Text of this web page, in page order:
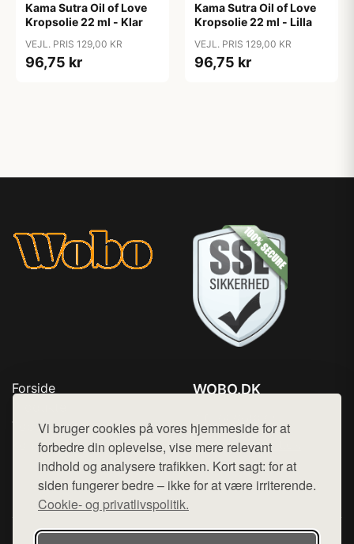
Vi bruger cookies på vores hjemmeside for at
forbedre din oplevelse, vise mere relevant
indhold og analysere trafikken. Kort sagt: for at
siden fungerer bedre – ikke for at være irriterende.
Cookie- og privatlivspolitik.
Kama Sutra Oil of Love
Kropsolie 22 ml - Klar
VEJL. PRIS 129,00 KR
96,75 kr
Kama Sutra Oil of Love
Kropsolie 22 ml - Lilla
VEJL. PRIS 129,00 KR
96,75 kr
Forside
Top Rabatter
Kontakt
WOBO.DK
Mail: hej@want.dk
Cookie- og privatlivspolitik